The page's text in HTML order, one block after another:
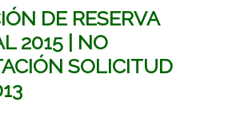
DE RESERVA
2015 | NO
SOLICITUD